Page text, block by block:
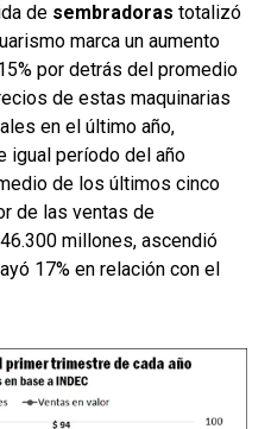
de sembradoras totalizó
marca un aumento
por detrás del promedio
de estas maquinarias
en el último año,
igual período del año
de los últimos cinco
de las ventas de
millones, ascendió
17% en relación con el